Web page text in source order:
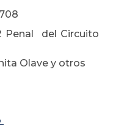
Penal del Circuito
Olave y otros